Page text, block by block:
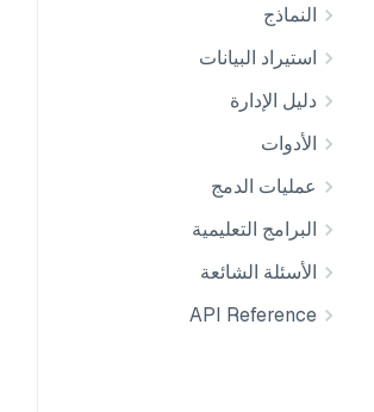
النماذج
استيراد البيانات
دليل الإدارة
الأدوات
عمليات الدمج
البرامج التعليمية
الأسئلة الشائعة
API Reference